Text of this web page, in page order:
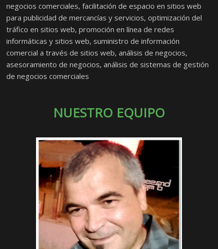
negocios comerciales, facilitación de espacio en sitios web
para publicidad de mercancías y servicios, optimización del
tráfico en sitios web, promoción en línea de redes
informáticas y sitios web, suministro de información
comercial a través de sitios web, análisis de negocios,
asesoramiento de negocios, análisis de sistemas de gestión
de negocios comerciales
NUESTRO EQUIPO